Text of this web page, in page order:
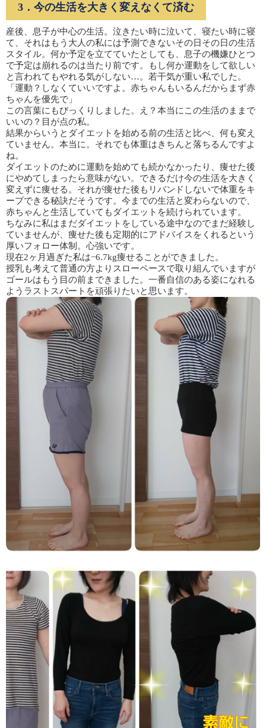
3．今の生活を大きく変えなくて済む
産後、息子が中心の生活。泣きたい時に泣いて、寝たい時に寝
て、それはもう大人の私には予測できないその日その日の生活
スタイル。何か予定を立てていたとしても、息子の機嫌ひとつ
で予定は崩れるのは当たり前です。もし何か運動をして欲しい
と言われてもやれる気がしない…。若干気が重い私でした。
「運動？しなくていいですよ。赤ちゃんもいるんだからまず赤
ちゃんを優先で」
この言葉にもびっくりしました。え？本当にこの生活のままで
いいの？目が点の私。
結果からいうとダイエットを始める前の生活と比べ、何も変え
ていません。本当に。それでも体重はきちんと落ちるんですよ
ね。
ダイエットのために運動を始めても続かなかったり、痩せた後
にやめてしまったら意味がない。できるだけ今の生活を大きく
変えずに痩せる。それが痩せた後もリバンドしないで体重をキ
ープできる秘訣だそうです。今までの生活と変わらないので、
赤ちゃんと生活していてもダイエットを続けられています。
ちなみに私はまだダイエットをしている途中なのでまだ経験し
ていませんが、痩せた後も定期的にアドバイスをくれるという
厚いフォロー体制。心強いです。
現在2ヶ月過ぎた私は−6.7kg痩せることができました。
授乳も考えて普通の方よりスローペースで取り組んでいますが
ゴールはもう目の前まできました。一番自信のある姿になれる
ようラストスパートを頑張りたいと思います。